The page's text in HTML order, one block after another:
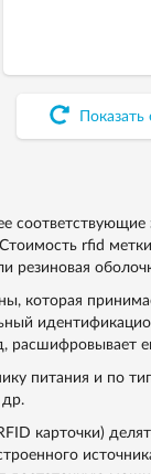
rfid
резиновая
которая
питания и по
др.
карточки)